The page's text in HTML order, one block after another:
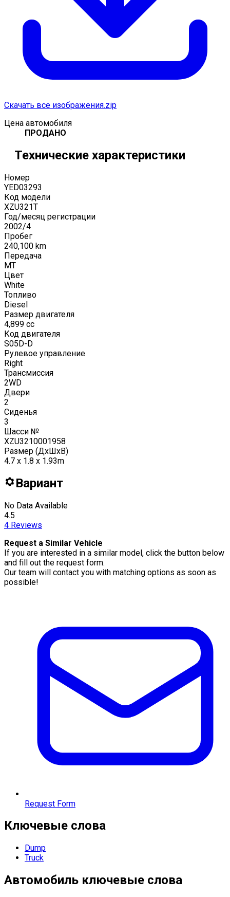
Скачать все изображения.zip
Цена автомобиля
ПРОДАНО
Технические характеристики
Номер
YED03293
Код модели
XZU321T
Год/месяц регистрации
2002/4
Пробег
240,100 km
Передача
MT
Цвет
White
Топливо
Diesel
Размер двигателя
4,899 cc
Код двигателя
S05D-D
Рулевое управление
Right
Трансмиссия
2WD
Двери
2
Сиденья
3
Шасси №
XZU3210001958
Размер (ДxШxВ)
4.7 x 1.8 x 1.93m
Вариант
No Data Available
4.5
4 Reviews
Request a Similar Vehicle
If you are interested in a similar model, click the button below
and fill out the request form.
Our team will contact you with matching options as soon as
possible!
Request Form
Ключевые слова
Dump
Truck
Автомобиль ключевые слова